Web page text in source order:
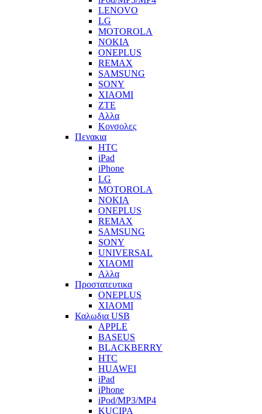
LENOVO
LG
MOTOROLA
NOKIA
ONEPLUS
REMAX
SAMSUNG
SONY
XIAOMI
ZTE
Αλλα
Κονσολες
Πενακια
HTC
iPad
iPhone
LG
MOTOROLA
NOKIA
ONEPLUS
REMAX
SAMSUNG
SONY
UNIVERSAL
XIAOMI
Αλλα
Προστατευτικα
ONEPLUS
XIAOMI
Καλωδια USB
APPLE
BASEUS
BLACKBERRY
HTC
HUAWEI
iPad
iPhone
iPod/MP3/MP4
KUCIPA